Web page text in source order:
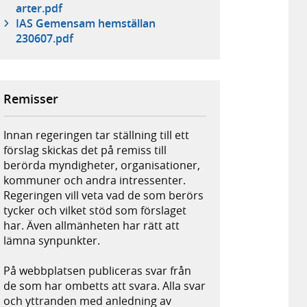
arter.pdf
IAS Gemensam hemställan
230607.pdf
Remisser
Innan regeringen tar ställning till ett
förslag skickas det på remiss till
berörda myndigheter, organisationer,
kommuner och andra intressenter.
Regeringen vill veta vad de som berörs
tycker och vilket stöd som förslaget
har. Även allmänheten har rätt att
lämna synpunkter.
På webbplatsen publiceras svar från
de som har ombetts att svara. Alla svar
och yttranden med anledning av